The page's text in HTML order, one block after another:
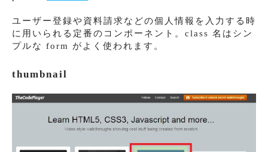
ユーザー登録や資料請求などの個人情報を入力する時
に用いられる定番のコンポーネント。class 名はシン
プルな form がよく使われます。
thumbnail